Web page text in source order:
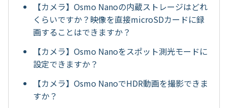
【カメラ】Osmo Nanoの内蔵ストレージはどれ
くらいですか？映像を直接microSDカードに録
画することはできますか？
【カメラ】Osmo Nanoをスポット測光モードに
設定できますか？
【カメラ】Osmo NanoでHDR動画を撮影できま
すか？